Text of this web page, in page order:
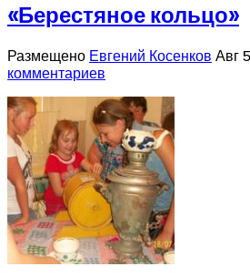
«Берестяное кольцо»
Размещено Евгений Косенков Авг
комментариев